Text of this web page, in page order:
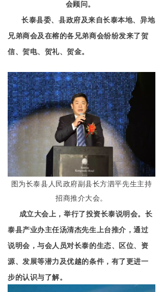
会顾问。
长泰县委、县政府及来自长泰本地、异地
兄弟商会及在榕的各兄弟商会纷纷发来了贺
信、贺电、贺礼、贺金。
图为长泰县人民政府副县长方泗平先生主持
招商推介大会。
成立大会上，举行了投资长泰说明会。长
泰县产业办主任汤清杰先生上台推介，通过
说明会，与会人员对长泰的生态、区位、资
源、发展等潜力及优越的条件，有了更进一
步的认识与了解。